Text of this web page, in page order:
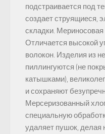
подстраивается под
создает струящиеся,
складки.
Отличается высокой
волокон. Изделия из
пиллингуются (не
катышками),
и сохраняют
Мерсеризованный
специальную
удаляет пушок, делая